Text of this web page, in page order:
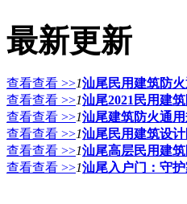
最新更新
查看查看 >>1汕尾民用建筑防
查看查看 >>1汕尾2021民用建
查看查看 >>1汕尾建筑防火通
查看查看 >>1汕尾民用建筑设
查看查看 >>1汕尾高层民用建
查看查看 >>1汕尾入户门：守